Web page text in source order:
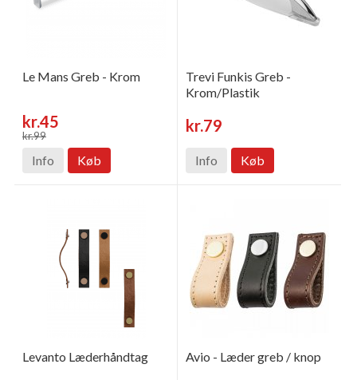
Le Mans Greb - Krom
kr.45
kr.99
Info Køb
Trevi Funkis Greb -
Krom/Plastik
kr.79
Info Køb
Levanto Læderhåndtag Avio - Læder greb / knop